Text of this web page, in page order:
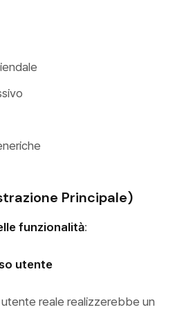
Principale)
funzionalità:
utente
reale realizzerebbe un